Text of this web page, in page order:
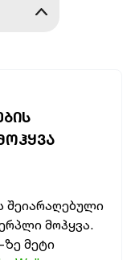
შეიარაღებული
მოჰყვა.
მეტი